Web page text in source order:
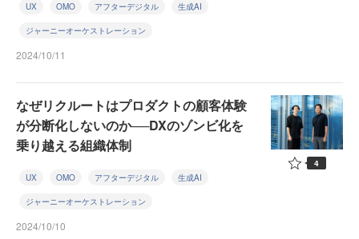
UX OMO アフターデジタル 生成AI
ジャーニーオーケストレーション
2024/10/11
なぜリクルートはプロダクトの顧客体験
が分断化しないのか──DXのゾンビ化を
乗り越える組織体制
UX OMO アフターデジタル 生成AI
ジャーニーオーケストレーション
2024/10/10
4